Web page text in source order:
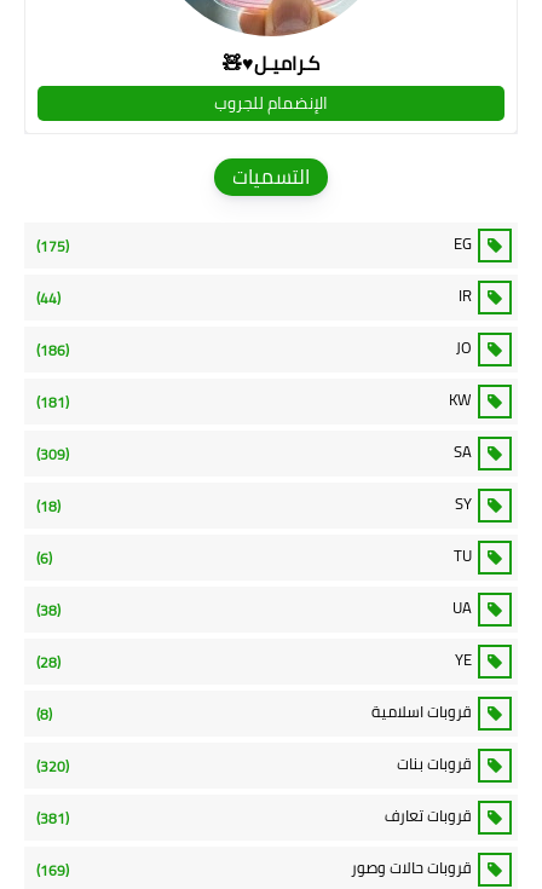
كـراميـل♥🧸
الإنضمام للجروب
التسميات
EG
(175)
IR
(44)
JO
(186)
KW
(181)
SA
(309)
SY
(18)
TU
(6)
UA
(38)
YE
(28)
قروبات اسلامية (8)
قروبات بنات (320)
قروبات تعارف (381)
قروبات حالات وصور (169)